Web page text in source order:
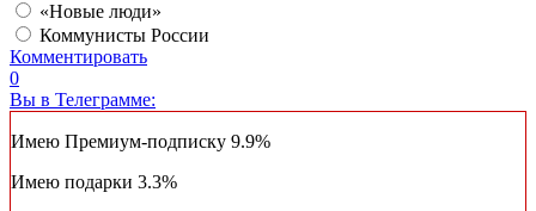
«Новые люди»
Коммунисты России
Комментировать
0
Вы в Телеграмме:
Имею Премиум-подписку 9.9%
Имею подарки 3.3%